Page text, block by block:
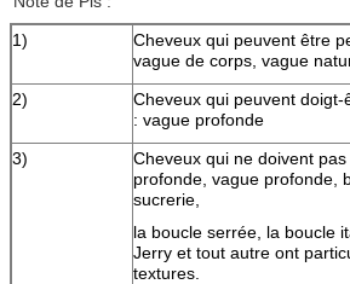
1)
Cheveux qui peuvent être
vague de corps, vague
2)
Cheveux qui peuvent
: vague profonde
3)
Cheveux qui ne doivent
profonde, vague profonde,
sucrerie,
la boucle serrée, la boucle
Jerry et tout autre ont
textures.